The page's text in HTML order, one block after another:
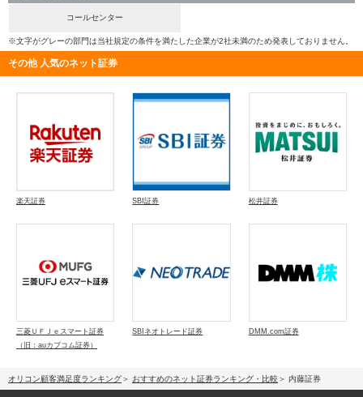
コールセンター
※文字がグレーの部門は当社規定の条件を満たした企業が2社未満のため発表しておりません。
その他 人気のネット証券
楽天証券 SBI証券 松井証券
三菱ＵＦＪｅスマート証券
（旧：auカブコム証券）
SBIネオトレード証券 DMM.com証券
オリコン顧客満足度ランキング おすすめのネット証券ランキング・比較 内藤証券